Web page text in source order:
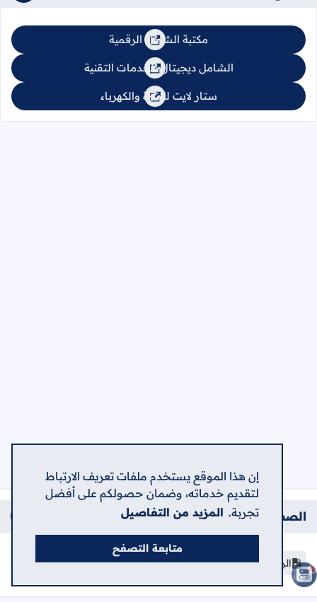
إن هذا الموقع يستخدم ملفات تعريف الارتباط
لتقديم خدماته، وضمان حصولكم على أفضل
تجربة. المزيد من التفاصيل
متابعة التصفح
مكتبة الشامل الرقمية
الشامل ديجيتال للخدمات التقنية
الصفحات
الرئيسية